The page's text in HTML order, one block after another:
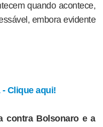
quando acontece,
embora evidente
- Clique aqui!
contra Bolsonaro e a